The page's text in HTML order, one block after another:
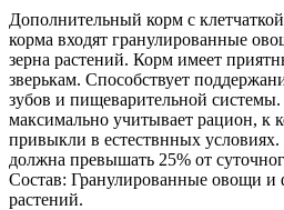
Дополнительный корм с
корма входят гранулированные
зерна растений. Корм имеет
зверькам. Способствует
зубов и пищеварительной
максимально учитывает рацион, к
привыкли в естествнных
должна превышать 25% от
Состав: Гранулированные овощи и
растений.